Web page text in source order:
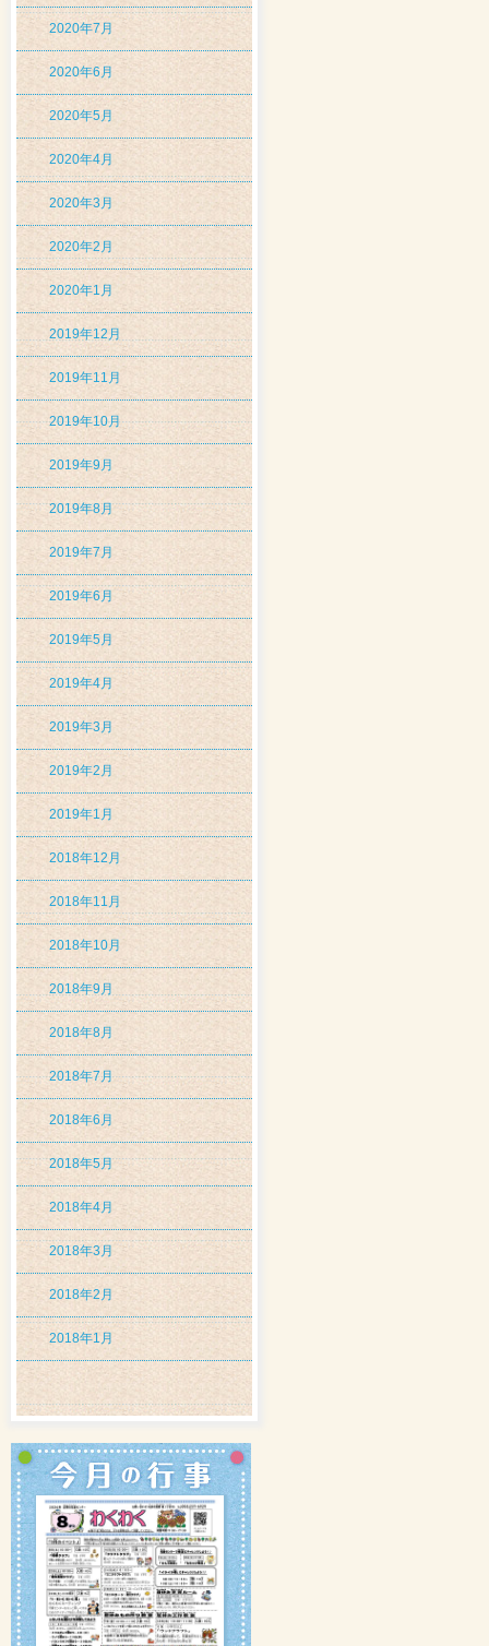
2020年7月
2020年6月
2020年5月
2020年4月
2020年3月
2020年2月
2020年1月
2019年12月
2019年11月
2019年10月
2019年9月
2019年8月
2019年7月
2019年6月
2019年5月
2019年4月
2019年3月
2019年2月
2019年1月
2018年12月
2018年11月
2018年10月
2018年9月
2018年8月
2018年7月
2018年6月
2018年5月
2018年4月
2018年3月
2018年2月
2018年1月